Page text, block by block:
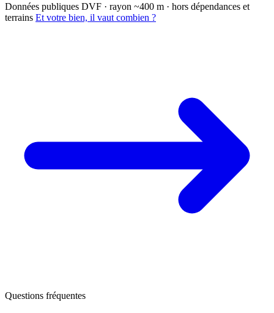
Données publiques DVF · rayon ~400 m · hors dépendances et
terrains Et votre bien, il vaut combien ?
Questions fréquentes